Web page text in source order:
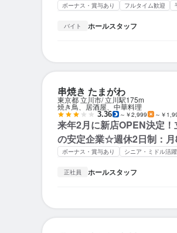
ボーナス・賞与あり フルタイム歓迎
バイト ホールスタッフ
串焼き たまがわ
東京都 立川市 立川駅175m
焼き鳥、居酒屋、中華料理
3.36 ～￥2,999 ～￥
来年2月に新店OPEN決定
の安定企業☆週休2日制：
ボーナス・賞与あり シニア・ミドル活
正社員 ホールスタッフ